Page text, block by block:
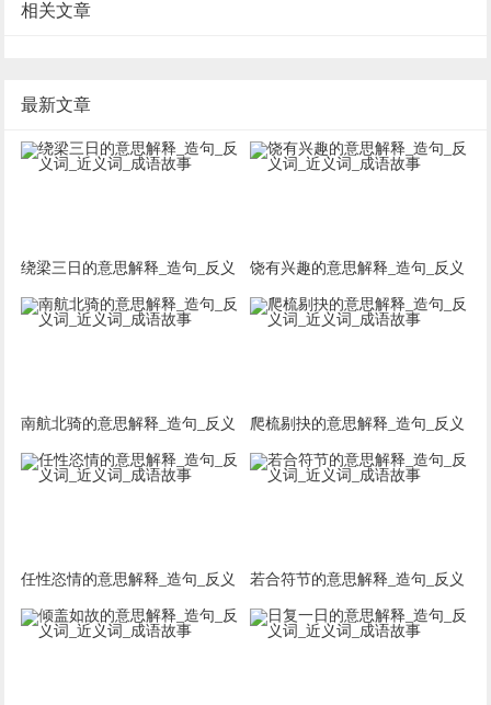
相关文章
最新文章
绕梁三日的意思解释_造句_反义
词_近义词_成语故事
饶有兴趣的意思解释_造句_反义
词_近义词_成语故事
南航北骑的意思解释_造句_反义
词_近义词_成语故事
爬梳剔抉的意思解释_造句_反义
词_近义词_成语故事
任性恣情的意思解释_造句_反义
词_近义词_成语故事
若合符节的意思解释_造句_反义
词_近义词_成语故事